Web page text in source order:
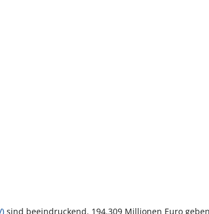
sind beeindruckend. 194.309 Millionen Euro